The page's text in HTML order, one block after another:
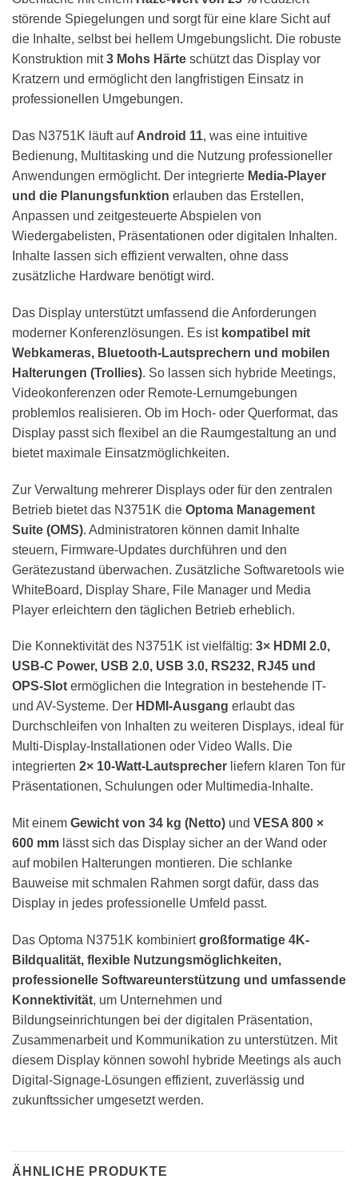
störende Spiegelungen und sorgt für eine klare Sicht auf
die Inhalte, selbst bei hellem Umgebungslicht. Die robuste
Konstruktion mit3 Mohs Härte schützt das Display vor
Kratzern und ermöglicht den langfristigen Einsatz in
professionellen Umgebungen.
Das N3751K läuft auf Android 11, was eine intuitive
Bedienung, Multitasking und die Nutzung professioneller
Anwendungen ermöglicht. Der integrierte Media-Player
und die Planungsfunktion erlauben das Erstellen,
Anpassen und zeitgesteuerte Abspielen von
Wiedergabelisten, Präsentationen oder digitalen Inhalten.
Inhalte lassen sich effizient verwalten, ohne dass
zusätzliche Hardware benötigt wird.
Das Display unterstützt umfassend die Anforderungen
moderner Konferenzlösungen. Es ist kompatibel mit
Webkameras, Bluetooth-Lautsprechern und mobilen
Halterungen (Trollies). So lassen sich hybride Meetings,
Videokonferenzen oder Remote-Lernumgebungen
problemlos realisieren. Ob im Hoch- oder Querformat, das
Display passt sich flexibel an die Raumgestaltung an und
bietet maximale Einsatzmöglichkeiten.
Zur Verwaltung mehrerer Displays oder für den zentralen
Betrieb bietet das N3751K die Optoma Management
Suite (OMS). Administratoren können damit Inhalte
steuern, Firmware-Updates durchführen und den
Gerätezustand überwachen. Zusätzliche Softwaretools wie
WhiteBoard, Display Share, File Manager und Media
Player erleichtern den täglichen Betrieb erheblich.
Die Konnektivität des N3751K ist vielfältig: 3× HDMI 2.0,
USB-C Power, USB 2.0, USB 3.0, RS232, RJ45 und
OPS-Slot ermöglichen die Integration in bestehende IT-
und AV-Systeme. Der HDMI-Ausgang erlaubt das
Durchschleifen von Inhalten zu weiteren Displays, ideal für
Multi-Display-Installationen oder Video Walls. Die
integrierten 2× 10-Watt-Lautsprecher liefern klaren Ton für
Präsentationen, Schulungen oder Multimedia-Inhalte.
Mit einem Gewicht von 34 kg (Netto) und VESA 800 ×
600 mm lässt sich das Display sicher an der Wand oder
auf mobilen Halterungen montieren. Die schlanke
Bauweise mit schmalen Rahmen sorgt dafür, dass das
Display in jedes professionelle Umfeld passt.
Das Optoma N3751K kombiniertgroßformatige 4K-
Bildqualität, flexible Nutzungsmöglichkeiten,
professionelle Softwareunterstützung und umfassende
Konnektivität, um Unternehmen und
Bildungseinrichtungen bei der digitalen Präsentation,
Zusammenarbeit und Kommunikation zu unterstützen. Mit
diesem Display können sowohl hybride Meetings als auch
Digital-Signage-Lösungen effizient, zuverlässig und
zukunftssicher umgesetzt werden.
ÄHNLICHE PRODUKTE